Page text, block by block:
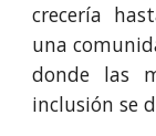
crecería
una
donde las
inclusión se